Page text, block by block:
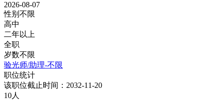
2026-08-07
性别不限
高中
二年以上
全职
岁数不限
验光师/助理-不限
职位统计
该职位截止时间：2032-11-20
10人